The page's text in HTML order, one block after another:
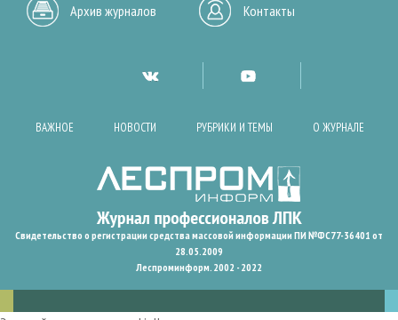
Архив журналов Контакты
ВАЖНОЕ НОВОСТИ РУБРИКИ И ТЕМЫ О ЖУРНАЛЕ
Свидетельство о регистрации средства массовой информации ПИ №ФС77-36401 от
28.05.2009
Леспроминформ. 2002 - 2022